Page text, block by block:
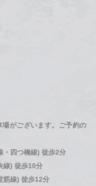
がございます。ご予約の
・四つ橋線) 徒歩2分
線) 徒歩10分
筋線) 徒歩12分